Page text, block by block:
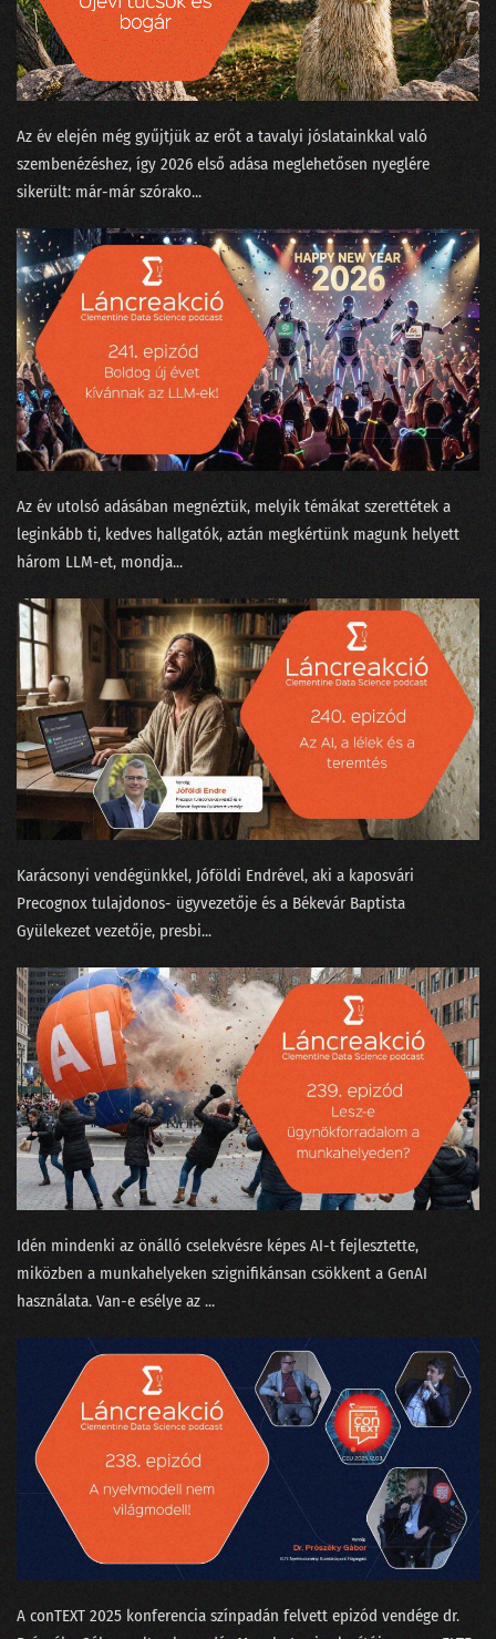
13. Vetélkedők fenegyerekéből az adattudósok kezesbáránya lett Watson
12. Nem elég robotnak lenni, annak is kell látszani!
10. Meztelenek és holtak az adattudományban
08. Csokit az ikreknek, pontot a szépeknek!
07. A legpontosabb óra az, ami egy helyben áll
06. Mindenki álljon az egyik kapufa mellé!
05. Kecskét vagy Jaguárt?
04. A történetmesélő adatvizualizáció
02. Az MI üveggömbje
01. Humanoid robotok
Az év elején még gyűjtjük az erőt a tavalyi jóslatainkkal való
szembenézéshez, így 2026 első adása meglehetősen nyeglére
sikerült: már-már szórako...
Az év utolsó adásában megnéztük, melyik témákat szerettétek a
leginkább ti, kedves hallgatók, aztán megkértünk magunk helyett
három LLM-et, mondja...
Karácsonyi vendégünkkel, Jóföldi Endrével, aki a kaposvári
⁠Precognox⁠ tulajdonos- ügyvezetője és a Békevár Baptista
Gyülekezet⁠⁠ vezetője, presbi...
Idén mindenki az önálló cselekvésre képes AI-t fejlesztette,
miközben a munkahelyeken szignifikánsan csökkent a GenAI
használata. Van-e esélye az ...
A conTEXT 2025 konferencia színpadán felvett epizód vendége dr.